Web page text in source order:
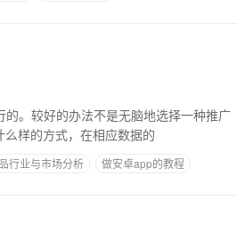
样的方式，在相应数据的
行业与市场分析
做安卓app的教程